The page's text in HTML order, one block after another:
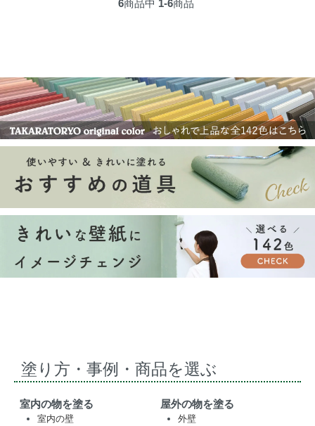
6商品中 1-6商品
塗り方・事例・商品を選ぶ
室内の物を塗る
室内の壁
屋外の物を塗る
外壁